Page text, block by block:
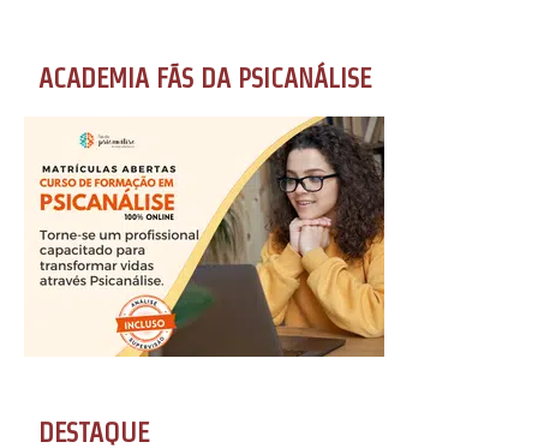
ACADEMIA FÃS DA PSICANÁLISE
DESTAQUE